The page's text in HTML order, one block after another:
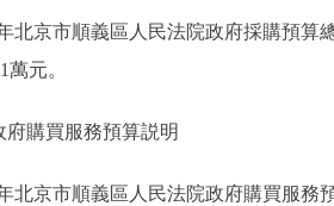
京市順義區人民法院政府採購預算總
萬元。
購買服務預算説明
京市順義區人民法院政府購買服務